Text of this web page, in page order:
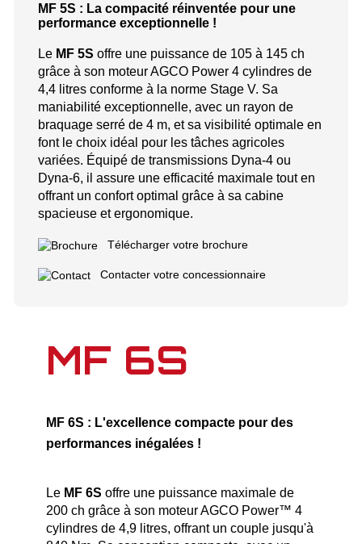
MF 5S : La compacité réinventée pour une
performance exceptionnelle !
Le MF 5S offre une puissance de 105 à 145 ch
grâce à son moteur AGCO Power 4 cylindres de
4,4 litres conforme à la norme Stage V. Sa
maniabilité exceptionnelle, avec un rayon de
braquage serré de 4 m, et sa visibilité optimale en
font le choix idéal pour les tâches agricoles
variées. Équipé de transmissions Dyna-4 ou
Dyna-6, il assure une efficacité maximale tout en
offrant un confort optimal grâce à sa cabine
spacieuse et ergonomique.
Télécharger votre brochure
Contacter votre concessionnaire
MF 6S
MF 6S : L'excellence compacte pour des
performances inégalées !
Le MF 6S offre une puissance maximale de
200 ch grâce à son moteur AGCO Power™ 4
cylindres de 4,9 litres, offrant un couple jusqu'à